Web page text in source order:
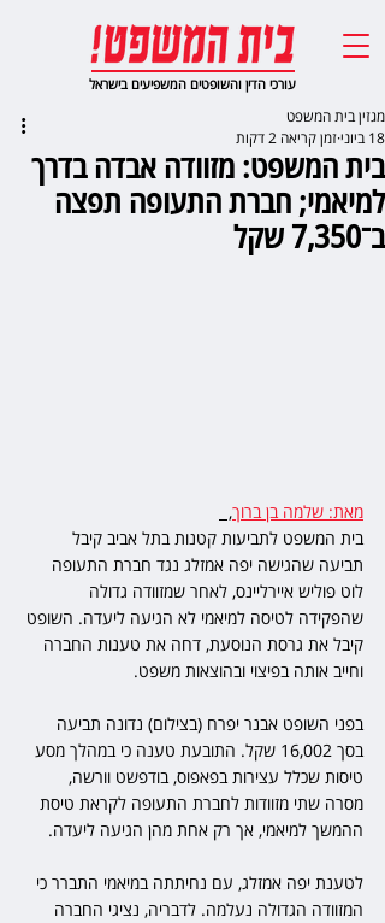
עורכי הדין והשופטים המשפיעים בישראל
בית המשפט: מזוודה אבדה בדרך
למיאמי; חברת התעופה תפצה
ב־7,350 שקל
מגזין בית המשפט
18 ביוני
זמן קריאה 2 דקות
מאת: שלמה בן ברוך,
בית המשפט לתביעות קטנות בתל אביב קיבל
תביעה שהגישה יפה אמזלג נגד חברת התעופה
לוט פוליש איירליינס, לאחר שמזוודה גדולה
שהפקידה לטיסה למיאמי לא הגיעה ליעדה. השופט
קיבל את גרסת הנוסעת, דחה את טענות החברה
וחייב אותה בפיצוי ובהוצאות משפט.
בפני השופט אבנר יפרח (בצילום) נדונה תביעה
בסך 16,002 שקל. התובעת טענה כי במהלך מסע
טיסות שכלל עצירות בפאפוס, בודפשט וורשה,
מסרה שתי מזוודות לחברת התעופה לקראת טיסת
ההמשך למיאמי, אך רק אחת מהן הגיעה ליעדה.
לטענת יפה אמזלג, עם נחיתתה במיאמי התברר כי
המזוודה הגדולה נעלמה. לדבריה, נציגי החברה